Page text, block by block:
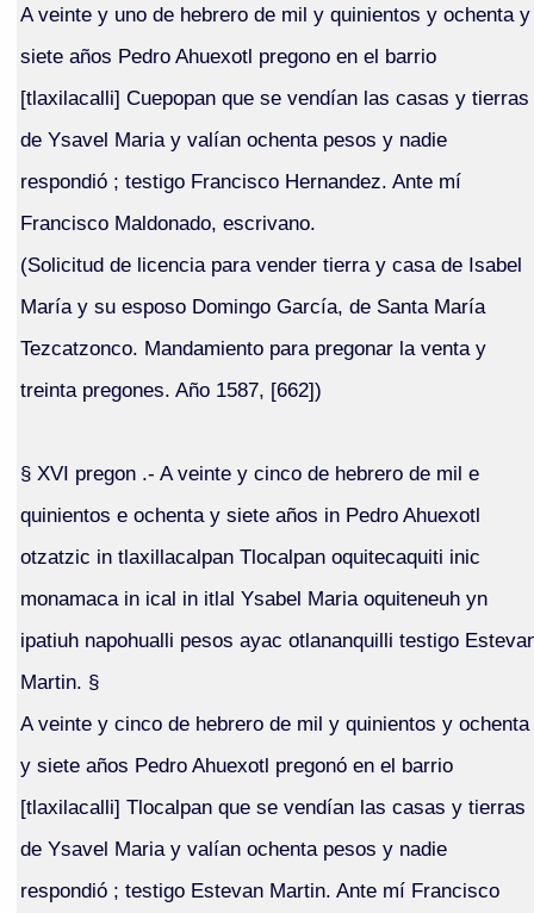
A veinte y uno de hebrero de mil y quinientos y ochenta y
siete años Pedro Ahuexotl pregono en el barrio
[tlaxilacalli] Cuepopan que se vendían las casas y tierras
de Ysavel Maria y valían ochenta pesos y nadie
respondió ; testigo Francisco Hernandez. Ante mí
Francisco Maldonado, escrivano.
(Solicitud de licencia para vender tierra y casa de Isabel
María y su esposo Domingo García, de Santa María
Tezcatzonco. Mandamiento para pregonar la venta y
treinta pregones. Año 1587, [662])
§ XVI pregon .- A veinte y cinco de hebrero de mil e
quinientos e ochenta y siete años in Pedro Ahuexotl
otzatzic in tlaxillacalpan Tlocalpan oquitecaquiti inic
monamaca in ical in itlal Ysabel Maria oquiteneuh yn
ipatiuh napohualli pesos ayac otlananquilli testigo
Martin. §
A veinte y cinco de hebrero de mil y quinientos y ochenta
y siete años Pedro Ahuexotl pregonó en el barrio
[tlaxilacalli] Tlocalpan que se vendían las casas y tierras
de Ysavel Maria y valían ochenta pesos y nadie
respondió ; testigo Estevan Martin. Ante mí Francisco